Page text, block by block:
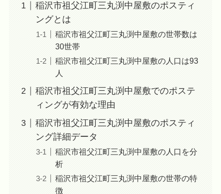
稲沢市祖父江町三丸渕中屋敷のポスティ
ングとは
稲沢市祖父江町三丸渕中屋敷の世帯数は
30世帯
稲沢市祖父江町三丸渕中屋敷の人口は93
人
稲沢市祖父江町三丸渕中屋敷でのポステ
ィングが有効な理由
稲沢市祖父江町三丸渕中屋敷のポスティ
ング詳細データ
稲沢市祖父江町三丸渕中屋敷の人口を分
析
稲沢市祖父江町三丸渕中屋敷の世帯の特
徴